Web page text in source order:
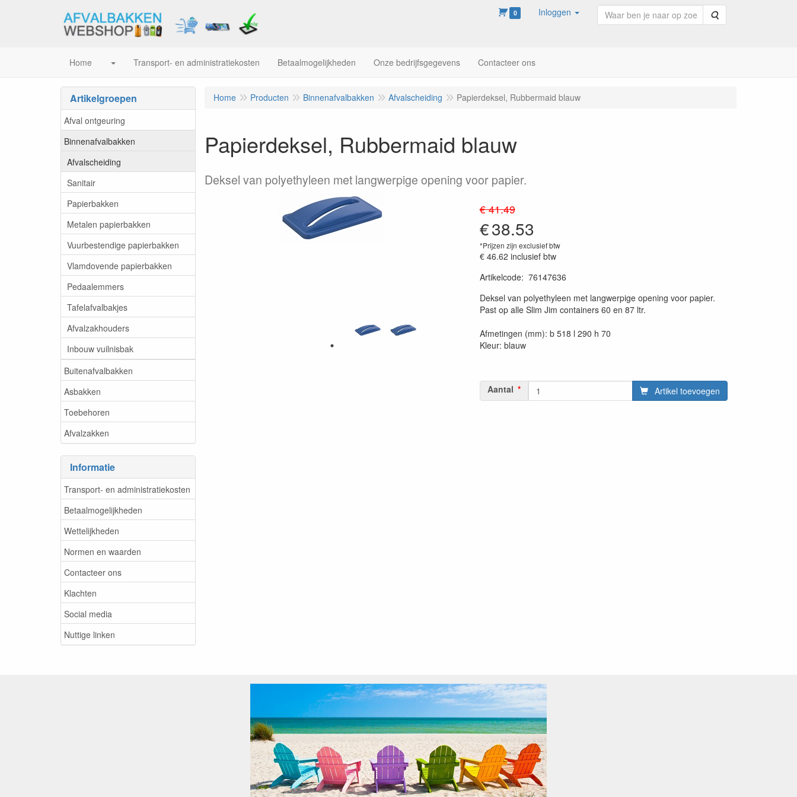
0 Inloggen Zoeken
Home Transport- en administratiekosten Betaalmogelijkheden Onze bedrijfsgegevens Contacteer ons
Artikelgroepen
Afval ontgeuring
Binnenafvalbakken
Afvalscheiding
Sanitair
Papierbakken
Metalen papierbakken
Vuurbestendige papierbakken
Vlamdovende papierbakken
Pedaalemmers
Tafelafvalbakjes
Afvalzakhouders
Inbouw vuilnisbak
Buitenafvalbakken
Asbakken
Toebehoren
Afvalzakken
Informatie
Transport- en administratiekosten
Betaalmogelijkheden
Wettelijkheden
Normen en waarden
Contacteer ons
Klachten
Social media
Nuttige linken
Home Producten Binnenafvalbakken Afvalscheiding Papierdeksel, Rubbermaid blauw
Papierdeksel, Rubbermaid blauw
Deksel van polyethyleen met langwerpige opening voor papier.
€ 41.49
€38.53
*Prijzen zijn exclusief btw
€ 46.62 inclusief btw
Artikelcode: 76147636
Deksel van polyethyleen met langwerpige opening voor papier.
Past op alle Slim Jim containers 60 en 87 ltr.
Afmetingen (mm): b 518 l 290 h 70
Kleur: blauw
Aantal Artikel toevoegen